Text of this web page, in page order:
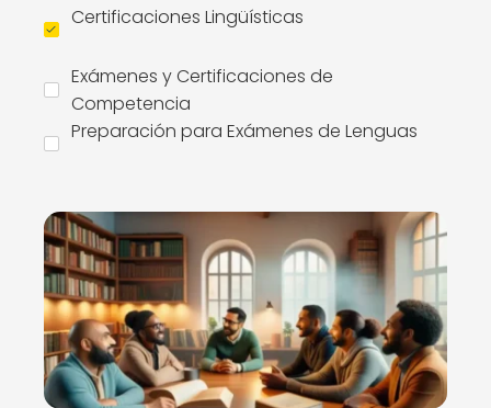
Certificaciones Lingüísticas
Exámenes y Certificaciones de
Competencia
Preparación para Exámenes de Lenguas